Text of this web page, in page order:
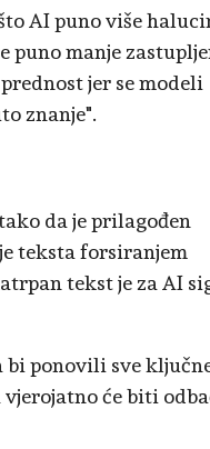
AI puno više
puno manje
jer se modeli
znanje".
da je prilagođen
teksta forsiranjem
tekst je za AI
bi ponovili sve
će biti